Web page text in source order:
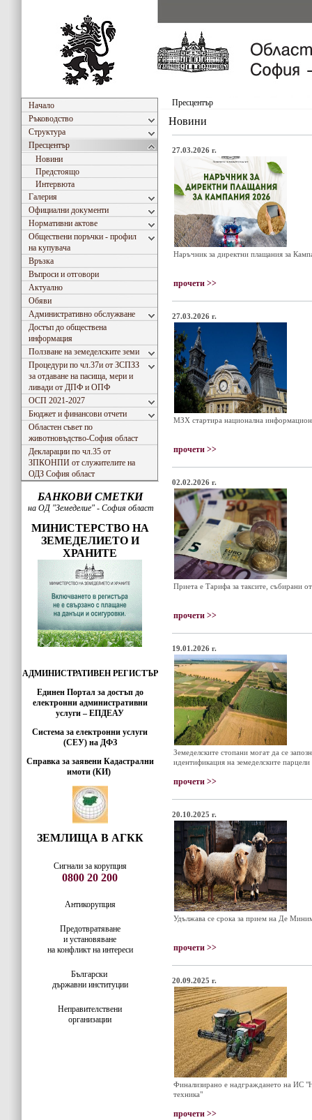
Начало
Ръководство
Структура
Пресцентър
Новини
Предстоящо
Интервюта
Галерия
Официални документи
Нормативни актове
Обществени поръчки - профил
на купувача
Връзка
Въпроси и отговори
Актуално
Обяви
Административно обслужване
Достъп до обществена
информация
Ползване на земеделските земи
Процедури по чл.37и от ЗСПЗЗ
за отдаване на пасища, мери и
ливади от ДПФ и ОПФ
ОСП 2021-2027
Бюджет и финансови отчети
Областен съвет по
животновъдство-София област
Декларации по чл.35 от
ЗПКОНПИ от служителите на
ОДЗ София област
БАНКОВИ СМЕТКИ
на ОД "Земеделие" - София област
МИНИСТЕРСТВО НА
ЗЕМЕДЕЛИЕТО И
ХРАНИТЕ
АДМИНИСТРАТИВЕН РЕГИСТЪР
Единен Портал за достъп до
електронни административни
услуги – ЕПДЕАУ
Система за електронни услуги
(СЕУ) на ДФЗ
Справка за заявени Кадастрални
имоти (КИ)
ЗЕМЛИЩА В АГКК
Сигнали за корупция
0800 20 200
Антикорупция
Предотвратяване
и установяване
на конфликт на интереси
Български
държавни институции
Неправителствени
организации
Пресцентър
Новини
27.03.2026 г.
Наръчник за директни плащания за
прочети >>
27.03.2026 г.
МЗХ стартира национална
прочети >>
02.02.2026 г.
Приета е Тарифа за таксите, събирани
прочети >>
19.01.2026 г.
Земеделските стопани могат да се
идентификация на земеделските
прочети >>
20.10.2025 г.
Удължава се срока за прием на Де
прочети >>
20.09.2025 г.
Финализирано е надграждането на ИС
техника"
прочети >>